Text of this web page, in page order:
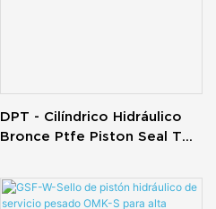
DPT - Cilíndrico Hidráulico
Bronce Ptfe Piston Seal T